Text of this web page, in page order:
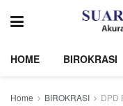
HOME BIROKRASI
Home BIROKRASI DPD